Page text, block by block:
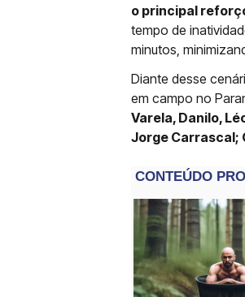
o principal
tempo de
minutos,
Diante desse
em campo no
Varela, Danilo,
Jorge Carrascal;